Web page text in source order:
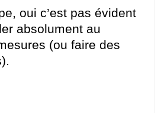
oui c’est pas évident
absolument au
(ou faire des